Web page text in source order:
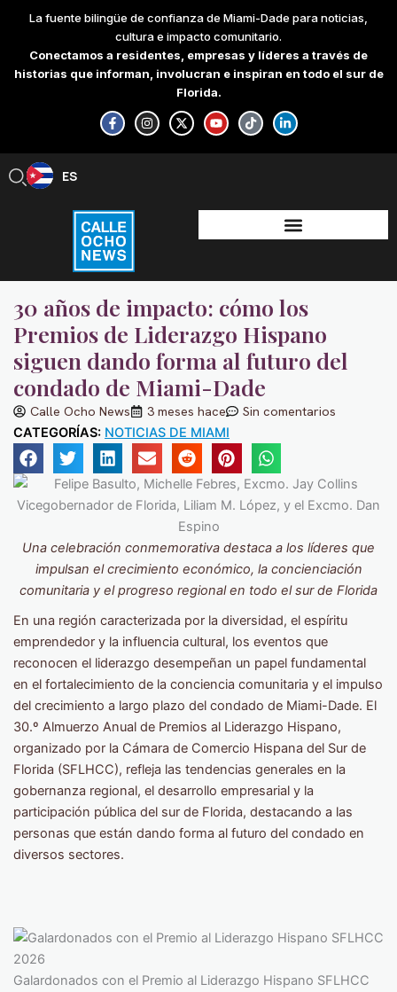
content
La fuente bilingüe de confianza de Miami-Dade para noticias,
cultura e impacto comunitario.
Conectamos a residentes, empresas y líderes a través de
historias que informan, involucran e inspiran en todo el sur de
Florida.
F
a
c
e
-
f
I
n
s
t
X
-
t
w
Y
o
u
t
T
i
k
t
L
i
n
k
-
i
n
ES
EN
30 años de impacto: cómo los
Premios de Liderazgo Hispano
siguen dando forma al futuro del
condado de Miami-Dade
Calle Ocho News 3 meses hace Sin comentarios
CATEGORÍAS: NOTICIAS DE MIAMI
Una celebración conmemorativa destaca a los líderes que
impulsan el crecimiento económico, la concienciación
comunitaria y el progreso regional en todo el sur de Florida
En una región caracterizada por la diversidad, el espíritu
emprendedor y la influencia cultural, los eventos que
reconocen el liderazgo desempeñan un papel fundamental
en el fortalecimiento de la conciencia comunitaria y el impulso
del crecimiento a largo plazo del condado de Miami-Dade. El
30.º Almuerzo Anual de Premios al Liderazgo Hispano,
organizado por la Cámara de Comercio Hispana del Sur de
Florida (SFLHCC), refleja las tendencias generales en la
gobernanza regional, el desarrollo empresarial y la
participación pública del sur de Florida, destacando a las
personas que están dando forma al futuro del condado en
diversos sectores.
Galardonados con el Premio al Liderazgo Hispano SFLHCC